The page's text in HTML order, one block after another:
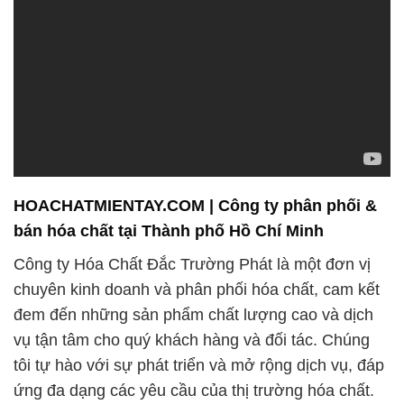
HOACHATMIENTAY.COM | Công ty phân phối &
bán hóa chất tại Thành phố Hồ Chí Minh
Công ty Hóa Chất Đắc Trường Phát là một đơn vị
chuyên kinh doanh và phân phối hóa chất, cam kết
đem đến những sản phẩm chất lượng cao và dịch
vụ tận tâm cho quý khách hàng và đối tác. Chúng
tôi tự hào với sự phát triển và mở rộng dịch vụ, đáp
ứng đa dạng các yêu cầu của thị trường hóa chất.